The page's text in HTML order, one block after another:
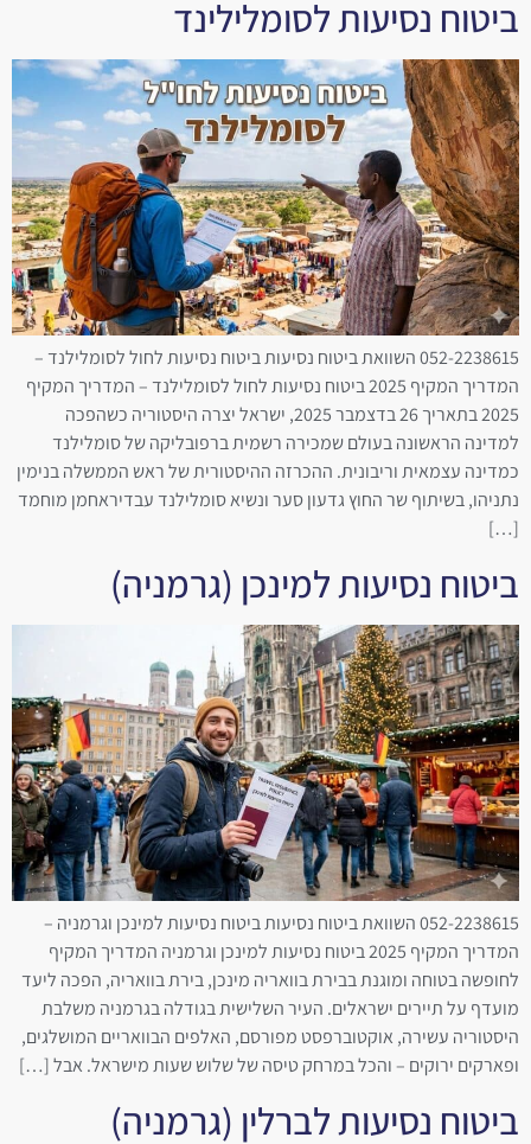
ביטוח נסיעות לסומלילינד
052-2238615 השוואת ביטוח נסיעות ביטוח נסיעות לחול לסומלילנד –
המדריך המקיף 2025 ביטוח נסיעות לחול לסומלילנד – המדריך המקיף
2025 בתאריך 26 בדצמבר 2025, ישראל יצרה היסטוריה כשהפכה
למדינה הראשונה בעולם שמכירה רשמית ברפובליקה של סומלילנד
כמדינה עצמאית וריבונית. ההכרזה ההיסטורית של ראש הממשלה בנימין
נתניהו, בשיתוף שר החוץ גדעון סער ונשיא סומלילנד עבדיראחמן מוחמד
[…]
ביטוח נסיעות למינכן (גרמניה)
052-2238615 השוואת ביטוח נסיעות ביטוח נסיעות למינכן וגרמניה –
המדריך המקיף 2025 ביטוח נסיעות למינכן וגרמניה המדריך המקיף
לחופשה בטוחה ומוגנת בבירת בוואריה מינכן, בירת בוואריה, הפכה ליעד
מועדף על תיירים ישראלים. העיר השלישית בגודלה בגרמניה משלבת
היסטוריה עשירה, אוקטוברפסט מפורסם, האלפים הבוואריים המושלגים,
ופארקים ירוקים – והכל במרחק טיסה של שלוש שעות מישראל. אבל […]
ביטוח נסיעות לברלין (גרמניה)